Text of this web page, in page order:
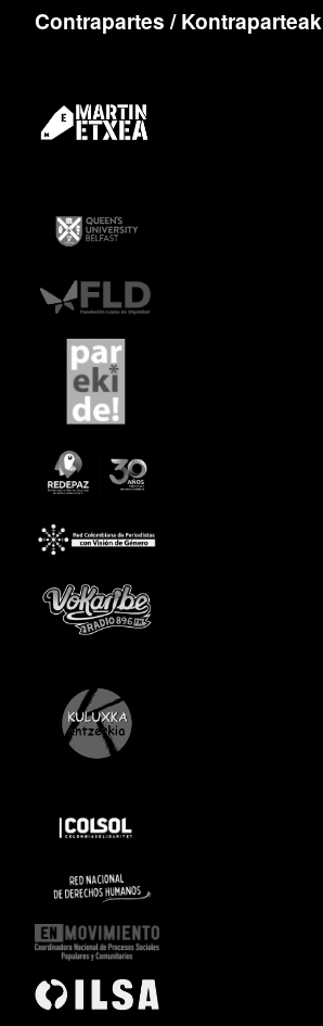
Contrapartes / Kontraparteak